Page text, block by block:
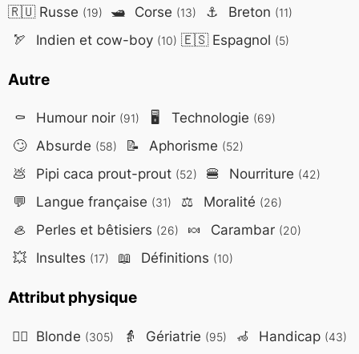
🇷🇺Russe (19) 🛥️ Corse (13) ⚓ Breton (11)
🏹 Indien et cow-boy (10) 🇪🇸Espagnol (5)
Autre
⚰️ Humour noir (91) 🖥️ Technologie (69)
🙄 Absurde (58) 📝 Aphorisme (52)
💩 Pipi caca prout-prout (52) 🍔 Nourriture (42)
💬 Langue française (31) ⚖️ Moralité (26)
🦪 Perles et bêtisiers (26) 🍬 Carambar (20)
💥 Insultes (17) 📖 Définitions (10)
Attribut physique
👱‍♀️ Blonde (305) 👵 Gériatrie (95) 🦽 Handicap (43)